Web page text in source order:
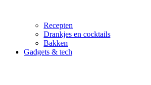
Recepten
Drankjes en cocktails
Bakken
Gadgets & tech